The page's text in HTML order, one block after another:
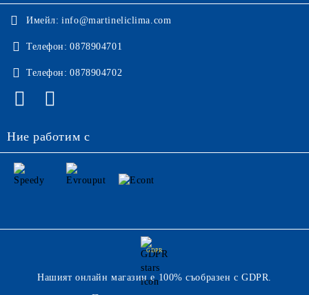
Имейл: info@martineliclima.com
Телефон: 0878904701
Телефон: 0878904702
Ние работим с
GDPR
Нашият онлайн магазин е 100% съобразен с GDPR.